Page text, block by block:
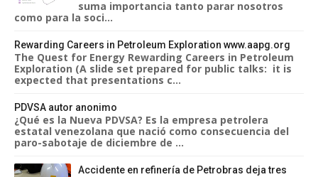
suma importancia tanto parar nosotros
como para la soci...
Rewarding Careers in Petroleum Exploration www.aapg.org
The Quest for Energy Rewarding Careers in Petroleum
Exploration (A slide set prepared for public talks: it is
expected that presentations c...
PDVSA autor anonimo
¿Qué es la Nueva PDVSA? Es la empresa petrolera
estatal venezolana que nació como consecuencia del
paro-sabotaje de diciembre de ...
Accidente en refinería de Petrobras deja tres